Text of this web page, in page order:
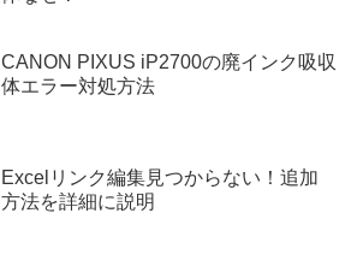
CANON PIXUS iP2700の廃インク吸収
体エラー対処方法
Excelリンク編集見つからない！追加
方法を詳細に説明